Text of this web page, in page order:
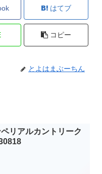
はてブ
コピー
とよはまぶーちん
リアルカントリーク